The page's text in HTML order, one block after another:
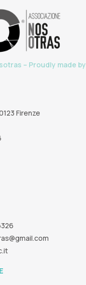
– Proudly made by
Firenze